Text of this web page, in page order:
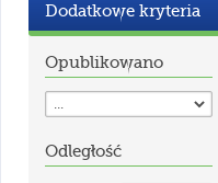
Dodatkowe kryteria
Opublikowano
Odległość